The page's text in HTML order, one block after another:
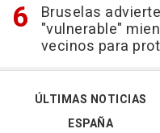
Bruselas
"vulnerable"
vecinos para
ÚLTIMAS NOTICIAS
ESPAÑA